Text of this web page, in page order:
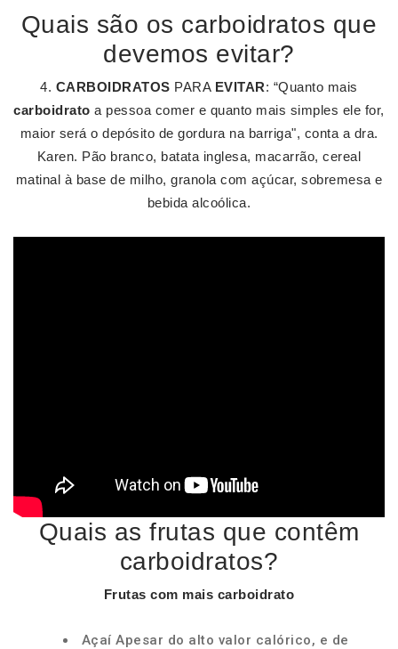
Quais são os carboidratos que
devemos evitar?
4. CARBOIDRATOS PARA EVITAR: “Quanto mais
carboidrato a pessoa comer e quanto mais simples ele for,
maior será o depósito de gordura na barriga", conta a dra.
Karen. Pão branco, batata inglesa, macarrão, cereal
matinal à base de milho, granola com açúcar, sobremesa e
bebida alcoólica.
Quais as frutas que contêm
carboidratos?
Frutas com mais carboidrato
Açaí Apesar do alto valor calórico, e de